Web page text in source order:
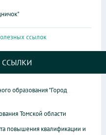
ссылок
образования "Город
Томской области
повышения квалификации и